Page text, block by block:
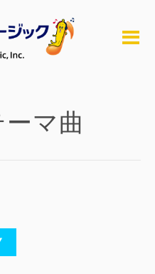
マ曲